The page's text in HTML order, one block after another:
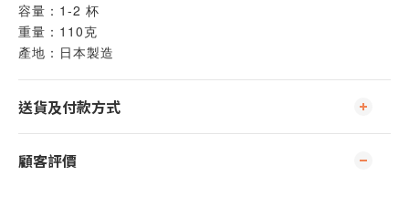
容量：1-2 杯
重量：110克
產地：日本製造
送貨及付款方式
顧客評價